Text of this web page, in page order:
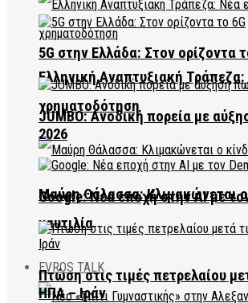
Ελληνική Αναπτυξιακή
χρηματοδότηση
Μαύρη Θάλασσα: Κλιμακώνεται ο
ναυτιλία
EVROS TALK
5G στην Ελλάδα: Στον ορίζοντα
JUMBO: Ανοδική πορεία με
2026
Google: Νέα εποχή στην AI με
Πτώση στις τιμές πετρελαίου
ΗΠΑ – Ιράν